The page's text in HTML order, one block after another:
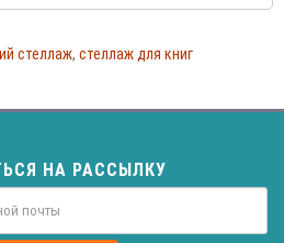
стеллаж, стеллаж для книг
НА РАССЫЛКУ